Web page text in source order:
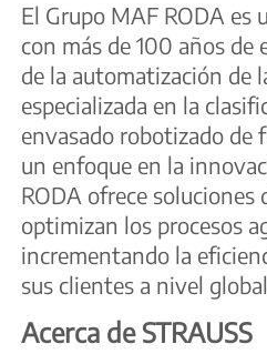
El Grupo MAF RODA es
con más de 100 años de
de la automatización de
especializada en la
envasado robotizado de
un enfoque en la
RODA ofrece soluciones
optimizan los procesos
incrementando la
sus clientes a nivel
Acerca de STRAUSS